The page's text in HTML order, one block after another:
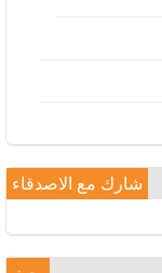
شارك مع الاصدقاء